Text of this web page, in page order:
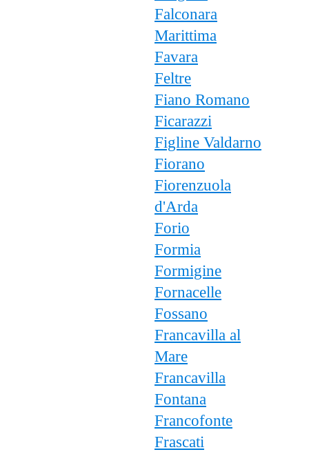
Falconara
Marittima
Favara
Feltre
Fiano Romano
Ficarazzi
Figline Valdarno
Fiorano
Fiorenzuola
d'Arda
Forio
Formia
Formigine
Fornacelle
Fossano
Francavilla al
Mare
Francavilla
Fontana
Francofonte
Frascati